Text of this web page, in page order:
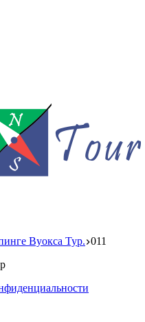
Вуокса Тур. 011